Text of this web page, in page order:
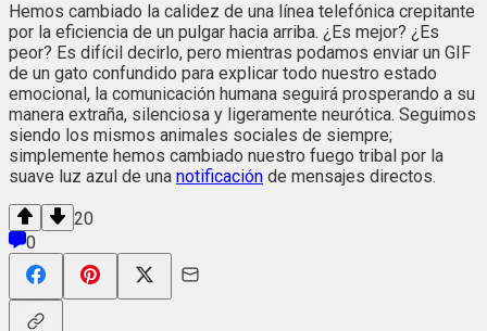
Hemos cambiado la calidez de una línea telefónica crepitante
por la eficiencia de un pulgar hacia arriba. ¿Es mejor? ¿Es
peor? Es difícil decirlo, pero mientras podamos enviar un GIF
de un gato confundido para explicar todo nuestro estado
emocional, la comunicación humana seguirá prosperando a su
manera extraña, silenciosa y ligeramente neurótica. Seguimos
siendo los mismos animales sociales de siempre;
simplemente hemos cambiado nuestro fuego tribal por la
suave luz azul de una notificación de mensajes directos.
20
0